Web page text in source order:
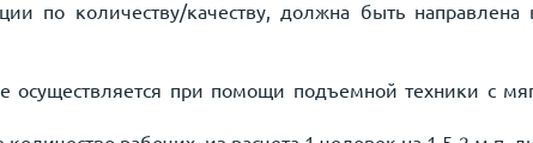
по количеству/качеству, должна быть
осуществляется при помощи подъемной техники